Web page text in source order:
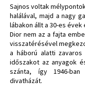
Sajnos voltak
halálával, majd a nagy
lábakon állt a 30-es évek
Dior nem az a fajta
visszatérésével
a háború alatti
időszakot az anyagok
szánta, így 1946-
divatházát.